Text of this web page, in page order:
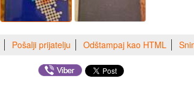
Pošalji prijatelju Odštampaj kao HTML